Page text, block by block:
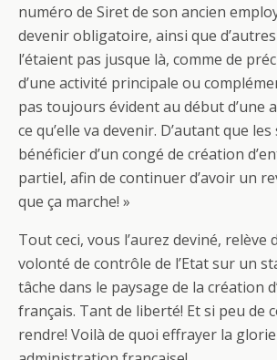
numéro de Siret de son ancien
devenir obligatoire, ainsi que
l’étaient pas jusque là, comme de
d’une activité principale ou
pas toujours évident au début d’une
ce qu’elle va devenir. D’autant que
bénéficier d’un congé de création
partiel, afin de continuer d’avoir un
que ça marche! »
Tout ceci, vous l’aurez deviné, relève
volonté de contrôle de l’Etat sur un
tâche dans le paysage de la création
français. Tant de liberté! Et si peu de
rendre! Voilà de quoi effrayer la